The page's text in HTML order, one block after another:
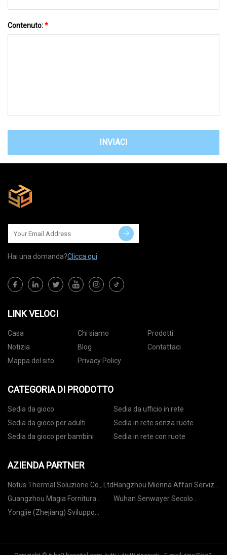
Contenuto:*
INVIACI
Hai una domanda?Clicca qui
LINK VELOCI
Casa Chi siamo
Prodotti
Notizia
Blog
Contattaci
Mappa del sito
Privacy Policy
CATEGORIA DI PRODOTTO
Sedia da gioco
Sedia da ufficio in rete
Sedia da gioco per adulti
Sedia in rete senza ruote
Sedia da gioco per bambini
Sedia in rete con ruote
AZIENDA PARTNER
Notus Thermal Soluzione Co., Ltd Hangzhou Mienna Affari Servizi
Co., Ltd
Guangzhou Magia Fornitura
Catena Gestione Co., Ltd
Wuhan Senwayer Secolo
Yongjie (Zhejiang) Sviluppo